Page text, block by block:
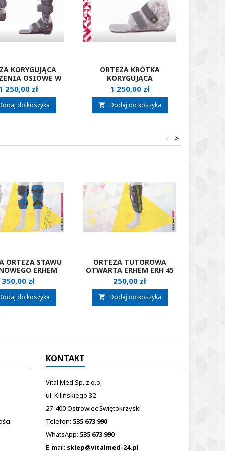
KORYGUJĄCA
OSIOWE W
CZOŁOWEJ
DAFO.ACTIVE
250,00 zł
do koszyka
ORTEZA KRÓTKA
KORYGUJĄCA
ZABURZENIA OSIOWE W
PŁASZCZYŹNIE CZOŁOWEJ
ERHEM DAFO.CLASSIC
Cena
1 250,00 zł
 Dodaj do koszyka
>
<
ORTEZA STAWU
ERHEM
ERH
Cena
350,00 zł
do koszyka
ORTEZA TUTOROWA
OTWARTA ERHEM ERH 45
Cena
250,00 zł
 Dodaj do koszyka
KONTAKT
Vital Med Sp. z o.o.
ul. Kilińskiego 32
27-400 Ostrowiec Świętokrzyski
Telefon: 535 673 990
WhatsApp: 535 673 990
E-mail: sklep@vitalmed-24.pl